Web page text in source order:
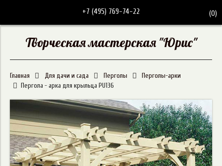
+7 (495) 769-74-22 (0)
Творческая мастерская "Юрис"
Главная Для дачи и сада Перголы
Перголы-арки
Пергола - арка для крыльца PU136